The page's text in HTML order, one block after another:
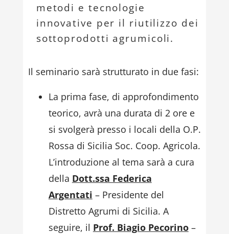
metodi e tecnologie
innovative per il riutilizzo dei
sottoprodotti agrumicoli.
Il seminario sarà strutturato in due fasi:
La prima fase, di approfondimento
teorico, avrà una durata di 2 ore e
si svolgerà presso i locali della O.P.
Rossa di Sicilia Soc. Coop. Agricola.
L’introduzione al tema sarà a cura
della Dott.ssa Federica
Argentati – Presidente del
Distretto Agrumi di Sicilia. A
seguire, il Prof. Biagio Pecorino–